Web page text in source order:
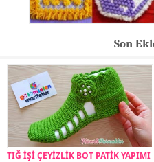
Son
TIĞ İŞİ ÇEYİZLİK BOT PATİK YAPIMI